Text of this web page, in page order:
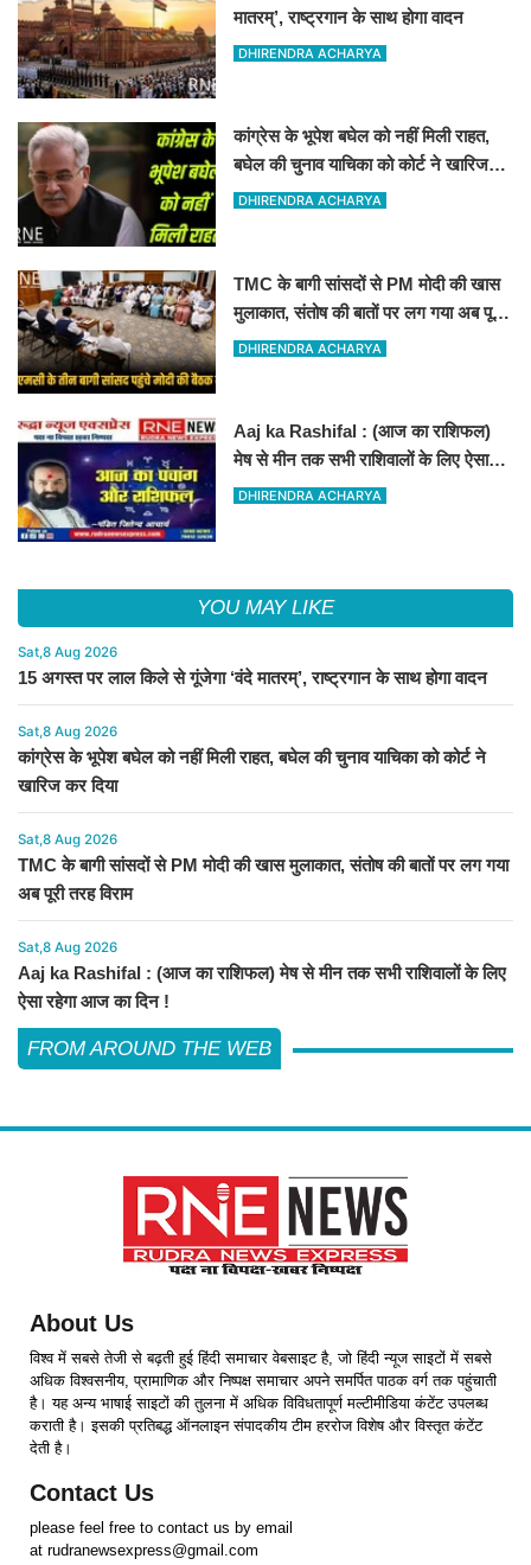
मातरम्’, राष्ट्रगान के साथ होगा वादन
DHIRENDRA ACHARYA
कांग्रेस के भूपेश बघेल को नहीं मिली राहत,
बघेल की चुनाव याचिका को कोर्ट ने खारिज
कर दिया
DHIRENDRA ACHARYA
TMC के बागी सांसदों से PM मोदी की खास
मुलाकात, संतोष की बातों पर लग गया अब पूरी
तरह विराम
DHIRENDRA ACHARYA
Aaj ka Rashifal : (आज का राशिफल)
मेष से मीन तक सभी राशिवालों के लिए ऐसा
रहेगा आज का दिन !
DHIRENDRA ACHARYA
YOU MAY LIKE
Sat,8 Aug 2026
15 अगस्त पर लाल किले से गूंजेगा ‘वंदे मातरम्’, राष्ट्रगान के साथ होगा वादन
Sat,8 Aug 2026
कांग्रेस के भूपेश बघेल को नहीं मिली राहत, बघेल की चुनाव याचिका को कोर्ट ने
खारिज कर दिया
Sat,8 Aug 2026
TMC के बागी सांसदों से PM मोदी की खास मुलाकात, संतोष की बातों पर लग गया
अब पूरी तरह विराम
Sat,8 Aug 2026
Aaj ka Rashifal : (आज का राशिफल) मेष से मीन तक सभी राशिवालों के लिए
ऐसा रहेगा आज का दिन !
FROM AROUND THE WEB
About Us
विश्व में सबसे तेजी से बढ़ती हुई हिंदी समाचार वेबसाइट है, जो हिंदी न्यूज साइटों में सबसे
अधिक विश्वसनीय, प्रामाणिक और निष्पक्ष समाचार अपने समर्पित पाठक वर्ग तक पहुंचाती
है। यह अन्य भाषाई साइटों की तुलना में अधिक विविधतापूर्ण मल्टीमीडिया कंटेंट उपलब्ध
कराती है। इसकी प्रतिबद्ध ऑनलाइन संपादकीय टीम हररोज विशेष और विस्तृत कंटेंट
देती है।
Contact Us
please feel free to contact us by email
at rudranewsexpress@gmail.com